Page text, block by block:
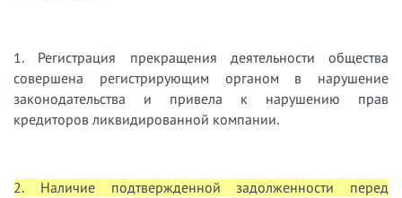
1. Регистрация прекращения деятельности общества
совершена регистрирующим органом в нарушение
законодательства и привела к нарушению прав
кредиторов ликвидированной компании.
2. Наличие подтвержденной задолженности перед